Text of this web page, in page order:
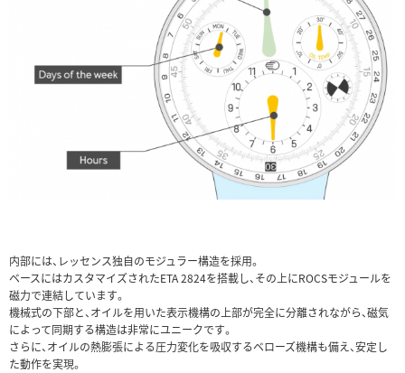
内部には、レッセンス独自のモジュラー構造を採用。
ベースにはカスタマイズされたETA 2824を搭載し、その上にROCSモジュールを
磁力で連結しています。
機械式の下部と、オイルを用いた表示機構の上部が完全に分離されながら、磁気
によって同期する構造は非常にユニークです。
さらに、オイルの熱膨張による圧力変化を吸収するベローズ機構も備え、安定し
た動作を実現。